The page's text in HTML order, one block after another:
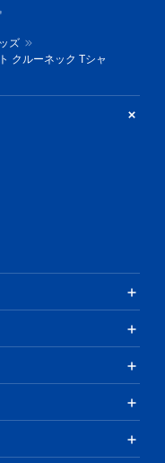
ズ
クルーネック Tシャ